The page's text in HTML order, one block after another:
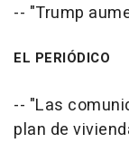
-- "Trump
EL PERIÓDICO
-- "Las
plan de